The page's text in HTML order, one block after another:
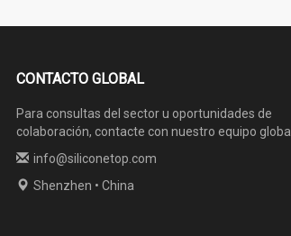
CONTACTO GLOBAL
Para consultas del sector u oportunidades de
colaboración, contacte con nuestro equipo global.
info@siliconetop.com
Shenzhen • China